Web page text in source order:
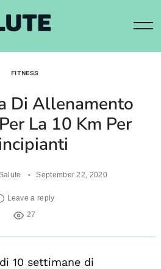
FITNESS
Di Allenamento
La 10 Km Per
September 22, 2020
Leave a reply
27
10 settimane di